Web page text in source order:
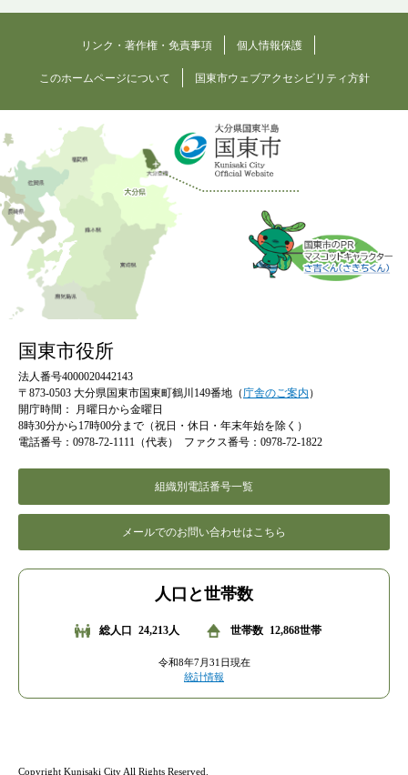
リンク・著作権・免責事項 個人情報保護
このホームページについて 国東市ウェブアクセシビリティ方針
国東市役所
法人番号4000020442143
〒873-0503 大分県国東市国東町鶴川149番地（ 庁舎のご案内 ）
開庁時間：
月曜日から金曜日
8時30分から17時00分まで（祝日・休日・年末年始を除く）
電話番号：0978-72-1111（代表）
ファクス番号：0978-72-1822
組織別電話番号一覧
メールでのお問い合わせはこちら
人口と世帯数
総人口 24,213人 世帯数 12,868世帯
令和8年7月31日現在
統計情報
Copyright Kunisaki City All Rights Reserved.